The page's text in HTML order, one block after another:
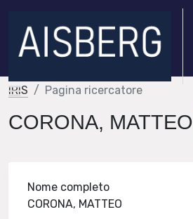
IRIS Pagina ricercatore
CORONA, MATTEO
Nome completo
CORONA, MATTEO